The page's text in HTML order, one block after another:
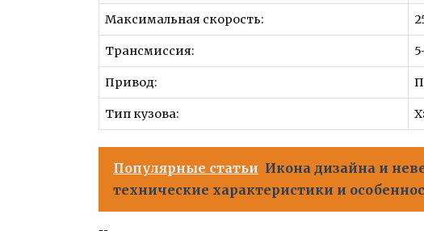
Максимальная скорость:
Трансмиссия:
Привод:
Тип кузова:
Популярные статьи Икона дизайна и
технические характеристики и